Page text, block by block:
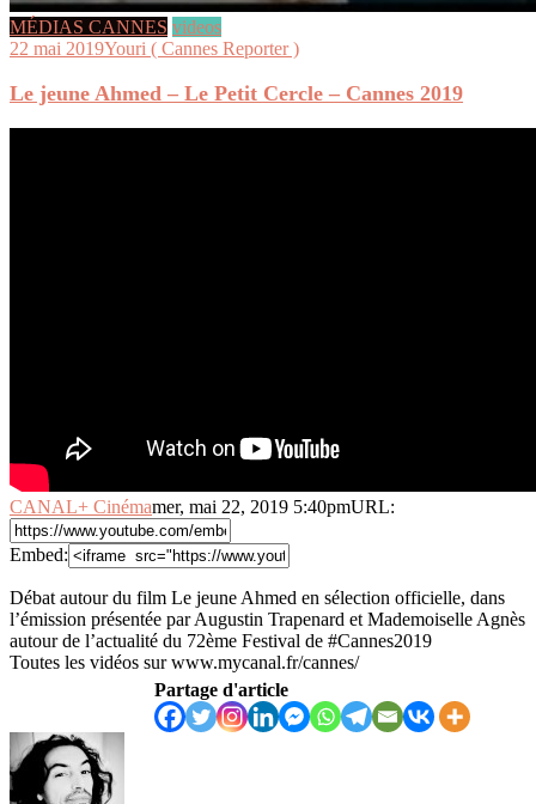
MÉDIAS CANNES videos
22 mai 2019Youri ( Cannes Reporter )
Le jeune Ahmed – Le Petit Cercle – Cannes 2019
CANAL+ Cinémamer, mai 22, 2019 5:40pmURL:
Embed:
Débat autour du film Le jeune Ahmed en sélection officielle, dans
l’émission présentée par Augustin Trapenard et Mademoiselle Agnès
autourde l’actualité du 72ème Festival de #Cannes2019
Toutes les vidéos sur www.mycanal.fr/cannes/
Partage d'article